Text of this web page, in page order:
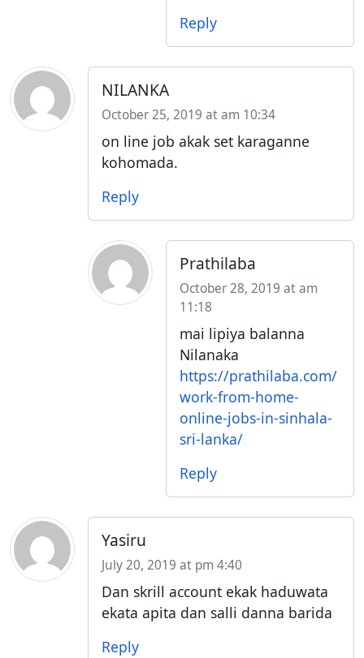
Reply
NILANKA
October 25, 2019 at am 10:34
on line job akak set karaganne
kohomada.
Reply
Prathilaba
October 28, 2019 at am
11:18
mai lipiya balanna
Nilanaka
https://prathilaba.com/
work-from-home-
online-jobs-in-sinhala-
sri-lanka/
Reply
Yasiru
July 20, 2019 at pm 4:40
Dan skrill account ekak haduwata
ekata apita dan salli danna barida
Reply